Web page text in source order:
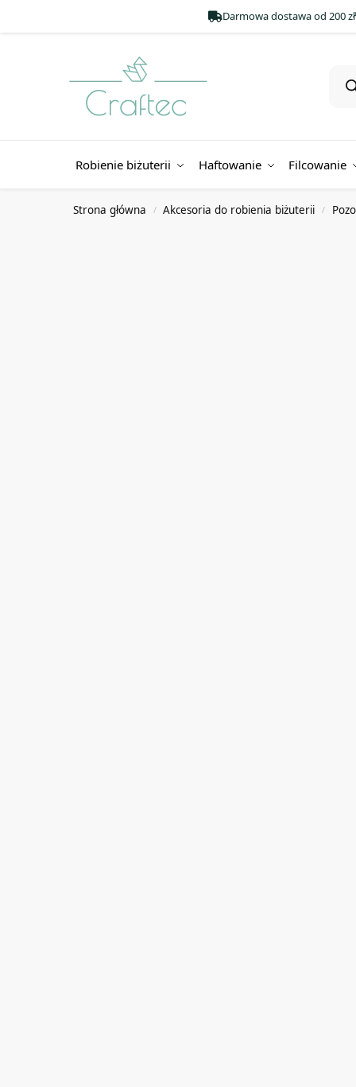
Darmowa dostawa od 200 zł
Robienie biżuterii Haftowanie Filcowanie
Strona główna / Akcesoria do robienia biżuterii /